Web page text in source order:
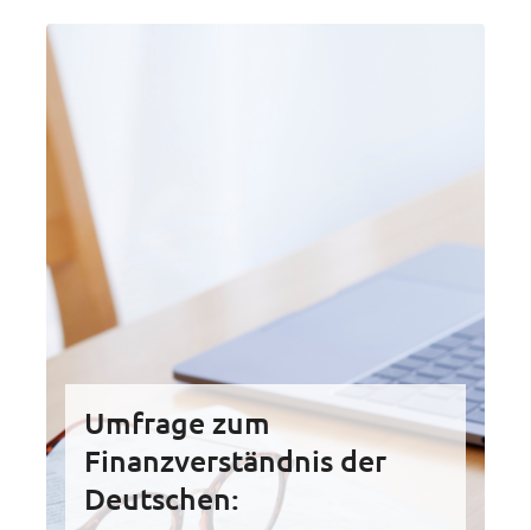
Umfrage zum
Finanzverständnis der
Deutschen: